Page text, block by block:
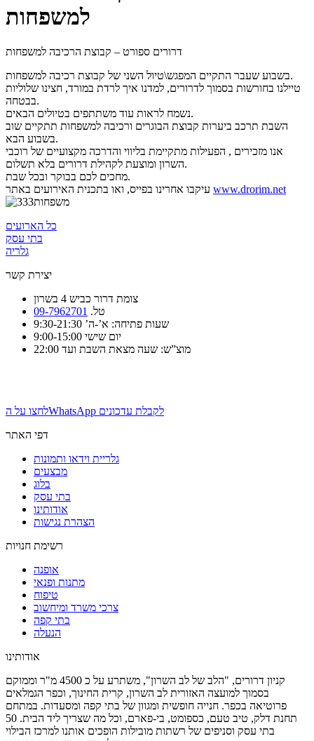
למשפחות
דרורים ספורט – קבוצת הרכיבה למשפחות
בשבוע שעבר התקיים המפגש\טיול השני של קבוצת רכיבה למשפחות.
טיילנו בחורשות בסמוך לדרורים, למדנו איך לרדת במורד, חצינו שלוליות
בבטחה.
נשמח לראות עוד משתתפים בטיולים הבאים.
השבת תרכב ביערות קבוצת הבוגרים ורכיבה למשפחות תתקיים שוב
בשבוע הבא.
אנו מזכירים , הפעילות מתקיימת בליווי והדרכה מקצועיים של רוכבי
השרון ומוצעת לקהילת דרורים בלא תשלום.
מחכים לכם בבוקר ובכל שבת.
www.drorim.net
כל הארועים
בתי עסק
גלריה
יצירת קשר
צומת דרור כביש 4 בשרון
טל. 09-7962701
שעות פתיחה: א’-ה’ 9:30-21:30
יום שישי 9:00-15:00
מוצ”ש: שעה מצאת השבת ועד 22:00
לחצו על הWhatsApp לקבלת עדכונים
דפי האתר
גלריית וידאו ותמונות
מבצעים
בלוג
בתי עסק
אודותינו
הצהרת נגישות
רשימת חנויות
אופנה
מתנות ופנאי
טיפוח
צרכי משרד ומיחשוב
בתי קפה
הנעלה
אודותינו
קניון דרורים, "הלב של לב השרון", משתרע על כ 4500 מ"ר וממוקם
בסמוך למועצה האזורית לב השרון, קרית החינוך, וכפר הגמלאים
פרוטיאה בכפר. חנייה חופשית ומגוון של בתי קפה ומסעדות. במתחם
תחנת דלק, טיב טעם, כספומט, בי-פארם, וכל מה שצריך ליד הבית. 50
בתי עסק וסניפים של רשתות מובילות הופכים אותנו למרכז הבילוי